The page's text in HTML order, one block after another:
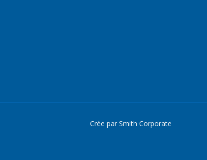
Crée par Smith Corporate